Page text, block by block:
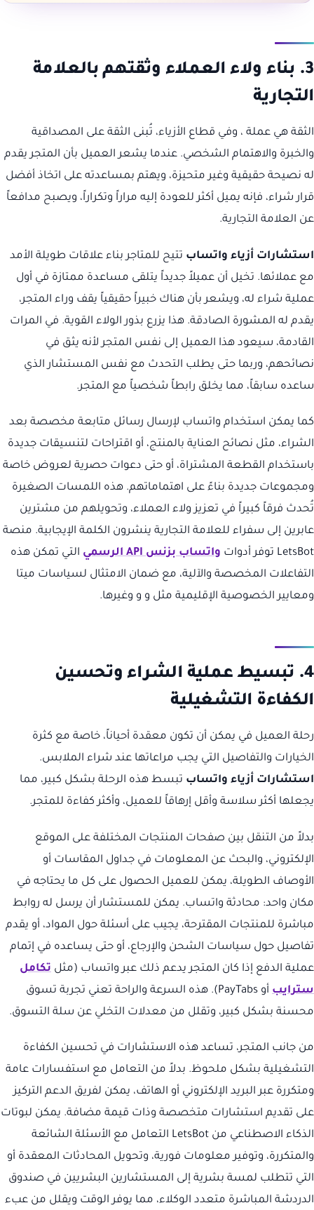
3. بناء ولاء العملاء وثقتهم بالعلامة
التجارية
الثقة هي عملة ، وفي قطاع الأزياء، تُبنى الثقة على المصداقية
والخبرة والاهتمام الشخصي. عندما يشعر العميل بأن المتجر يقدم
له نصيحة حقيقية وغير متحيزة، ويهتم بمساعدته على اتخاذ أفضل
قرار شراء، فإنه يميل أكثر للعودة إليه مراراً وتكراراً، ويصبح مدافعاً
عن العلامة التجارية.
استشارات أزياء واتساب تتيح للمتاجر بناء علاقات طويلة الأمد
مع عملائها. تخيل أن عميلاً جديداً يتلقى مساعدة ممتازة في أول
عملية شراء له، ويشعر بأن هناك خبيراً حقيقياً يقف وراء المتجر،
يقدم له المشورة الصادقة. هذا يزرع بذور الولاء القوية. في المرات
القادمة، سيعود هذا العميل إلى نفس المتجر لأنه يثق في
نصائحهم، وربما حتى يطلب التحدث مع نفس المستشار الذي
ساعده سابقاً، مما يخلق رابطاً شخصياً مع المتجر.
كما يمكن استخدام واتساب لإرسال رسائل متابعة مخصصة بعد
الشراء، مثل نصائح العناية بالمنتج، أو اقتراحات لتنسيقات جديدة
باستخدام القطعة المشتراة، أو حتى دعوات حصرية لعروض خاصة
ومجموعات جديدة بناءً على اهتماماتهم. هذه اللمسات الصغيرة
تُحدث فرقاً كبيراً في تعزيز ولاء العملاء، وتحويلهم من مشترين
عابرين إلى سفراء للعلامة التجارية ينشرون الكلمة الإيجابية. منصة
LetsBot توفر أدوات
واتساب بزنس API الرسمي
التي تمكن هذه
التفاعلات المخصصة والآلية، مع ضمان الامتثال لسياسات ميتا
ومعايير الخصوصية الإقليمية مثل و و وغيرها.
4. تبسيط عملية الشراء وتحسين
الكفاءة التشغيلية
رحلة العميل في يمكن أن تكون معقدة أحياناً، خاصة مع كثرة
الخيارات والتفاصيل التي يجب مراعاتها عند شراء الملابس.
استشارات أزياء واتساب تبسط هذه الرحلة بشكل كبير، مما
يجعلها أكثر سلاسة وأقل إرهاقاً للعميل، وأكثر كفاءة للمتجر.
بدلاً من التنقل بين صفحات المنتجات المختلفة على الموقع
الإلكتروني، والبحث عن المعلومات في جداول المقاسات أو
الأوصاف الطويلة، يمكن للعميل الحصول على كل ما يحتاجه في
مكان واحد: محادثة واتساب. يمكن للمستشار أن يرسل له روابط
مباشرة للمنتجات المقترحة، يجيب على أسئلة حول المواد، أو يقدم
تفاصيل حول سياسات الشحن والإرجاع، أو حتى يساعده في إتمام
عملية الدفع إذا كان المتجر يدعم ذلك عبر واتساب (مثل تكامل
سترايب
أو PayTabs). هذه السرعة والراحة تعني تجربة تسوق
محسنة بشكل كبير، وتقلل من معدلات التخلي عن سلة التسوق.
من جانب المتجر، تساعد هذه الاستشارات في تحسين الكفاءة
التشغيلية بشكل ملحوظ. بدلاً من التعامل مع استفسارات عامة
ومتكررة عبر البريد الإلكتروني أو الهاتف، يمكن لفريق الدعم التركيز
على تقديم استشارات متخصصة وذات قيمة مضافة. يمكن لبوتات
الذكاء الاصطناعي من LetsBot التعامل مع الأسئلة الشائعة
والمتكررة، وتوفير معلومات فورية، وتحويل المحادثات المعقدة أو
التي تتطلب لمسة بشرية إلى المستشارين البشريين في صندوق
الدردشة المباشرة متعدد الوكلاء، مما يوفر الوقت ويقلل من عبء